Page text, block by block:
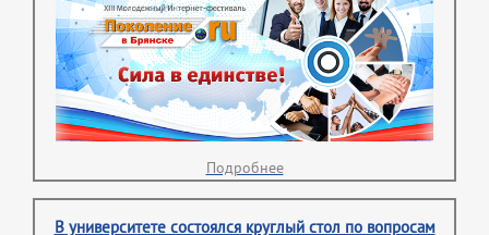
Подробнее
В университете состоялся круглый стол по вопросам